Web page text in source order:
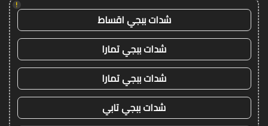
!
شدات ببجي اقساط
شدات ببجي تمارا
شدات ببجي تمارا
شدات ببجي تابي